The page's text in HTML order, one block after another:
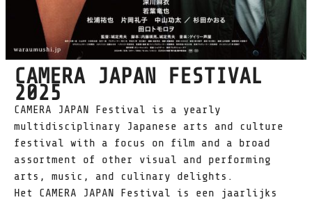
CAMERA JAPAN FESTIVAL
2025
CAMERA JAPAN Festival is a yearly
multidisciplinary Japanese arts and culture
festival with a focus on film and a broad
assortment of other visual and performing
arts, music, and culinary delights.
Het CAMERA JAPAN Festival is een jaarlijks